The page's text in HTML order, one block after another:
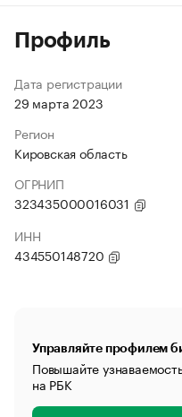
Профиль
Дата регистрации
29 марта 2023
Регион
Кировская область
ОГРНИП
323435000016031
ИНН
434550148720
Управляйте профилем
Повышайте
на РБК